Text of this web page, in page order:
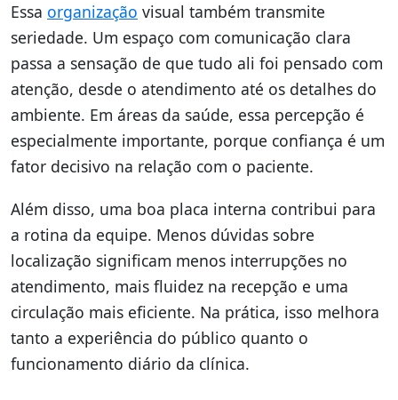
Essa organização visual também transmite
seriedade. Um espaço com comunicação clara
passa a sensação de que tudo ali foi pensado com
atenção, desde o atendimento até os detalhes do
ambiente. Em áreas da saúde, essa percepção é
especialmente importante, porque confiança é um
fator decisivo na relação com o paciente.
Além disso, uma boa placa interna contribui para
a rotina da equipe. Menos dúvidas sobre
localização significam menos interrupções no
atendimento, mais fluidez na recepção e uma
circulação mais eficiente. Na prática, isso melhora
tanto a experiência do público quanto o
funcionamento diário da clínica.